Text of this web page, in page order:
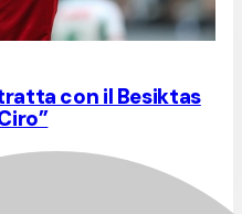
con il Besiktas